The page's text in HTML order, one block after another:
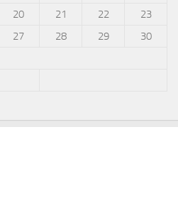
20 21 22
23
27 28 29
30